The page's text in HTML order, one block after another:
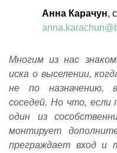
Анна Карачун,
Многим из нас
иска о выселении,
не по назначению,
соседей. Но что, если
один из
монтирует
преграждает вход и